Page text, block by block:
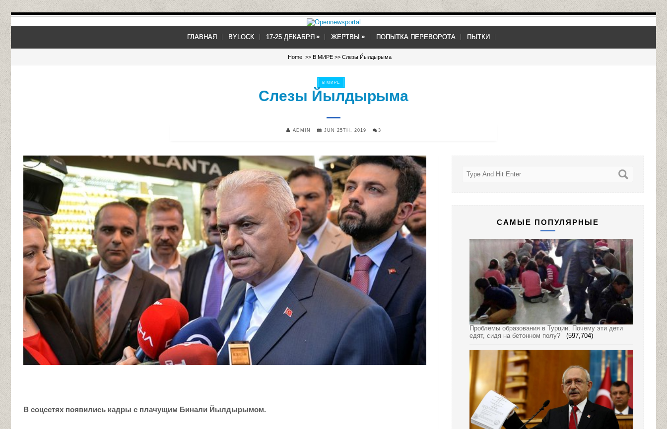
ГЛАВНАЯ BYLOCK 17-25 ДЕКАБРЯ »
» ЖЕРТВЫ »
» ПОПЫТКА ПЕРЕВОРОТА ПЫТКИ
Home >> В МИРЕ >> Слезы Йылдырыма
В МИРЕ
Слезы Йылдырыма
ADMIN JUN 25TH, 2019 3
В соцсетях появились кадры с плачущим Бинали Йылдырымом.
САМЫЕ ПОПУЛЯРНЫЕ
Проблемы образования в Турции. Почему эти дети
едят, сидя на бетонном полу?
(597,704)